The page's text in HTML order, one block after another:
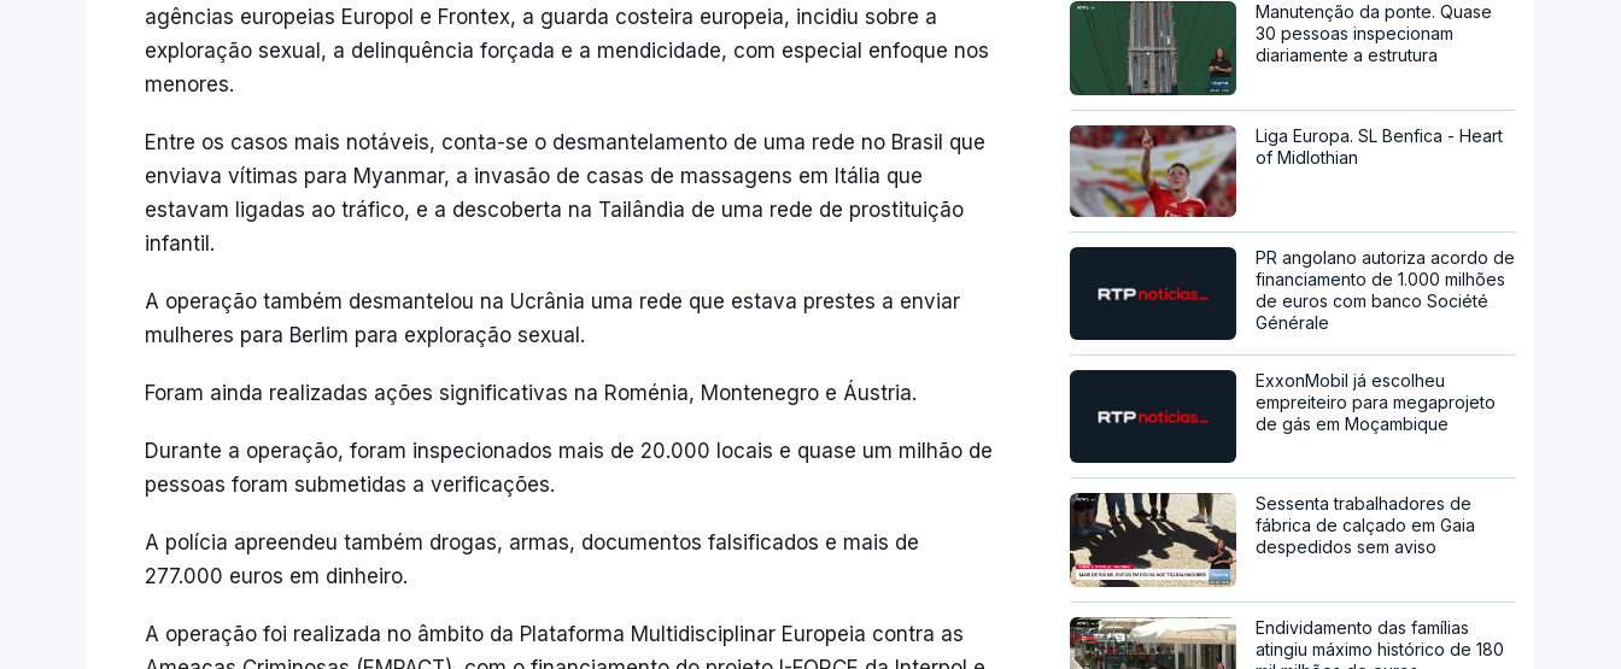
agências europeias Europol e Frontex, a guarda costeira europeia, incidiu sobre a
exploração sexual, a delinquência forçada e a mendicidade, com especial enfoque nos
menores.
Entre os casos mais notáveis, conta-se o desmantelamento de uma rede no Brasil que
enviava vítimas para Myanmar, a invasão de casas de massagens em Itália que
estavam ligadas ao tráfico, e a descoberta na Tailândia de uma rede de prostituição
infantil.
A operação também desmantelou na Ucrânia uma rede que estava prestes a enviar
mulheres para Berlim para exploração sexual.
Foram ainda realizadas ações significativas na Roménia, Montenegro e Áustria.
Durante a operação, foram inspecionados mais de 20.000 locais e quase um milhão de
pessoas foram submetidas a verificações.
A polícia apreendeu também drogas, armas, documentos falsificados e mais de
277.000 euros em dinheiro.
A operação foi realizada no âmbito da Plataforma Multidisciplinar Europeia contra as
Manutenção da ponte. Quase
30 pessoas inspecionam
diariamente a estrutura
Liga Europa. SL Benfica - Heart
of Midlothian
PR angolano autoriza acordo de
financiamento de 1.000 milhões
de euros com banco Société
Générale
ExxonMobil já escolheu
empreiteiro para megaprojeto
de gás em Moçambique
Sessenta trabalhadores de
fábrica de calçado em Gaia
despedidos sem aviso
Endividamento das famílias
atingiu máximo histórico de 180